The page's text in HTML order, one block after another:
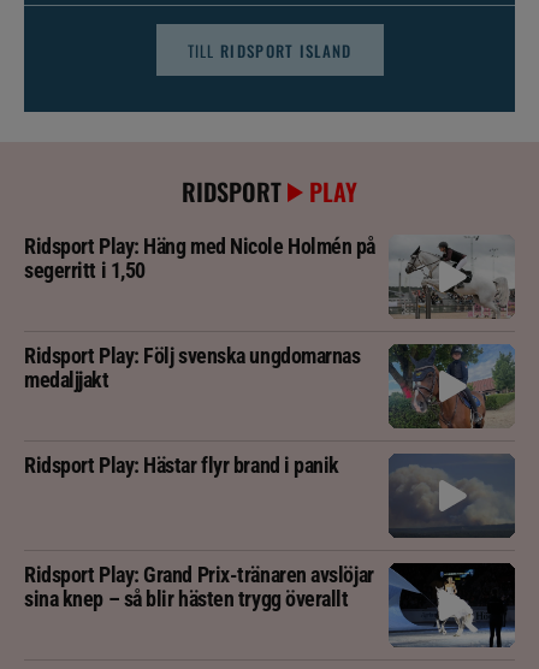
TILL RIDSPORT ISLAND
RIDSPORT PLAY
Ridsport Play: Häng med Nicole Holmén på
segerritt i 1,50
Ridsport Play: Följ svenska ungdomarnas
medaljjakt
Ridsport Play: Hästar flyr brand i panik
Ridsport Play: Grand Prix-tränaren avslöjar
sina knep – så blir hästen trygg överallt